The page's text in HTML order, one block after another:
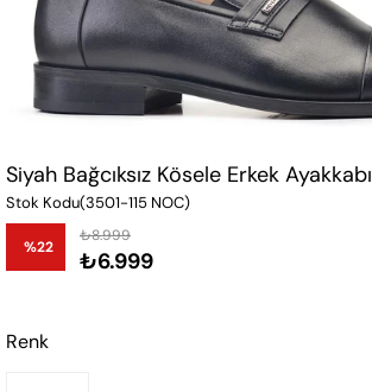
Siyah Bağcıksız Kösele Erkek Ayakkabı
Stok Kodu(3501-115 NOC)
%22
İndirim
₺8.999
₺6.999
Renk